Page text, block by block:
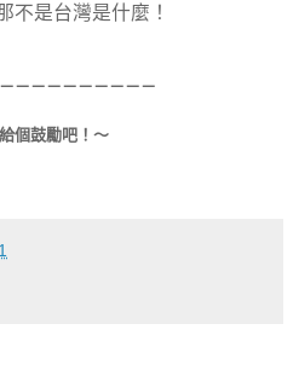
不是台灣是什麼！
－－－－－－－－－
個鼓勵吧！～